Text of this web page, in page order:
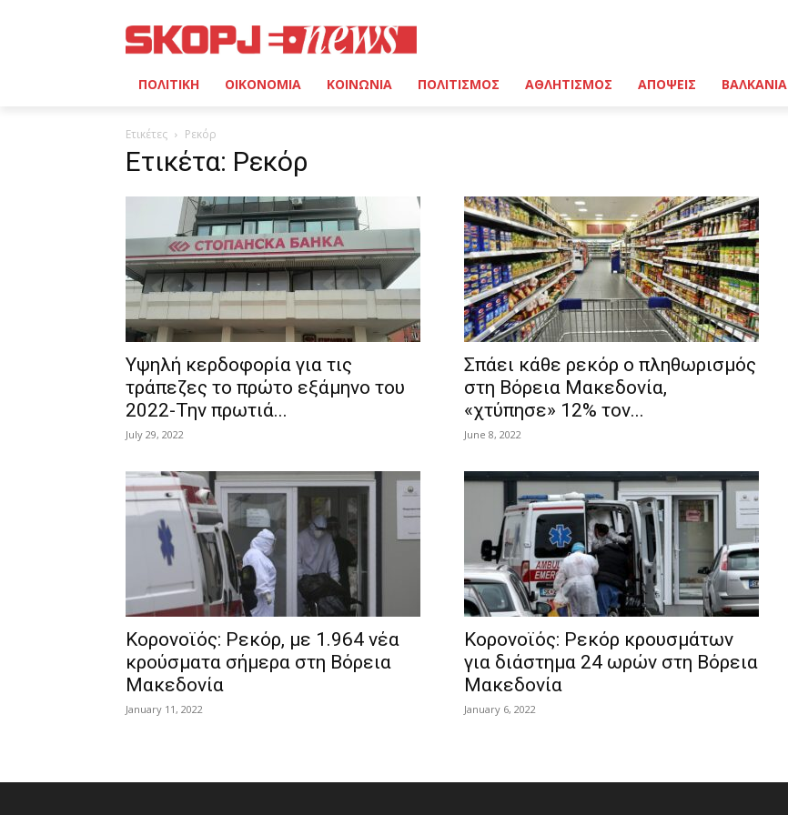
ΠΟΛΙΤΙΚΗ ΟΙΚΟΝΟΜΙΑ ΚΟΙΝΩΝΙΑ ΠΟΛΙΤΙΣΜΟΣ ΑΘΛΗΤΙΣΜΟΣ ΑΠΟΨΕΙΣ ΒΑΛΚΑΝΙΑ
Ετικέτες Ρεκόρ
Ετικέτα: Ρεκόρ
Υψηλή κερδοφορία για τις
τράπεζες το πρώτο εξάμηνο του
2022-Την πρωτιά...
July 29, 2022
Σπάει κάθε ρεκόρ ο πληθωρισμός
στη Βόρεια Μακεδονία,
«χτύπησε» 12% τον...
June 8, 2022
Κορονοϊός: Ρεκόρ, με 1.964 νέα
κρούσματα σήμερα στη Βόρεια
Μακεδονία
January 11, 2022
Κορονοϊός: Ρεκόρ κρουσμάτων
για διάστημα 24 ωρών στη Βόρεια
Μακεδονία
January 6, 2022